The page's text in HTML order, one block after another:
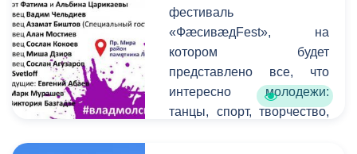
фестиваль
«ФæсивæдFest», на
котором будет
представлено все, что
интересно молодежи:
танцы, спорт, творчество,